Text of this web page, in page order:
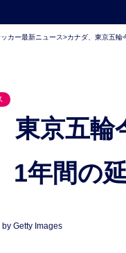
カー最新ニュース>カナダ、東京五輪
1年間の
Getty Images